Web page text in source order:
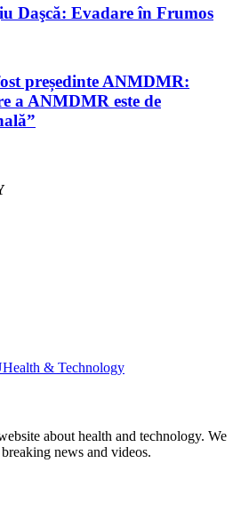
Daşcă: Evadare în Frumos
președinte ANMDMR:
a ANMDMR este de
Health & Technology
about health and technology. We
news and videos.